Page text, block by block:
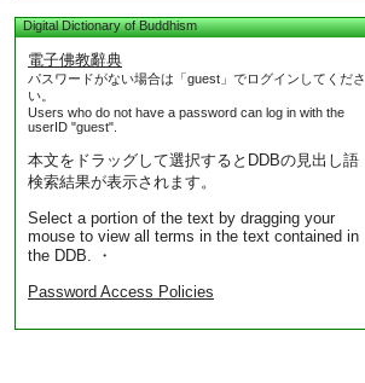
Digital Dictionary of Buddhism
電子佛教辭典
パスワードがない場合は「guest」でログインしてくださ
い。
Users who do not have a password can log in with the
userID "guest".
本文をドラッグして選択するとDDBの見出し語
検索結果が表示されます。
Select a portion of the text by dragging your
mouse to view all terms in the text contained in
the DDB. ・
Password Access Policies